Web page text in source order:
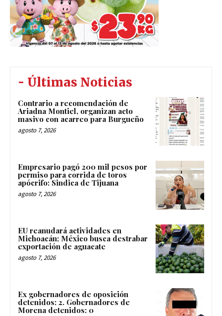
- Últimas Noticias
Contrario a recomendación de
Ariadna Montiel, organizan acto
masivo con acarreo para Burgueño
agosto 7, 2026
Empresario pagó 200 mil pesos por
permiso para corrida de toros
apócrifo: Sindica de Tijuana
agosto 7, 2026
EU reanudará actividades en
Michoacán; México busca destrabar
exportación de aguacate
agosto 7, 2026
Ex gobernadores de oposición
detenidos: 2. Gobernadores de
Morena detenidos: 0